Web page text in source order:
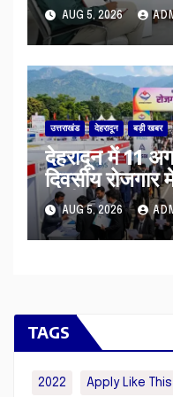
AUG 5, 2026
उत्तराखंड देहरादून बड़ी खबर
​देहरादून में 11
दिवसीय रोजगार
भर्तीAUG 5, 2026
TAGS
2022 Apply Like This